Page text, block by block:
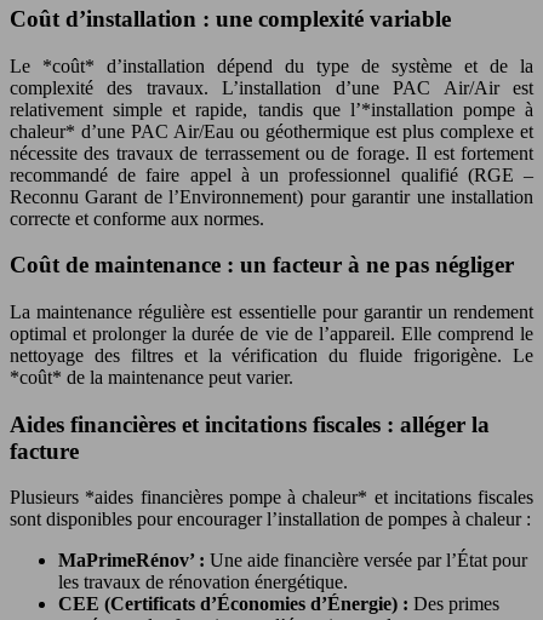
Coût d’installation : une complexité variable
Le *coût* d’installation dépend du type de système et de la
complexité des travaux. L’installation d’une PAC Air/Air est
relativement simple et rapide, tandis que l’*installation pompe à
chaleur* d’une PAC Air/Eau ou géothermique est plus complexe et
nécessite des travaux de terrassement ou de forage. Il est fortement
recommandé de faire appel à un professionnel qualifié (RGE –
Reconnu Garant de l’Environnement) pour garantir une installation
correcte et conforme aux normes.
Coût de maintenance : un facteur à ne pas négliger
La maintenance régulière est essentielle pour garantir un rendement
optimal et prolonger la durée de vie de l’appareil. Elle comprend le
nettoyage des filtres et la vérification du fluide frigorigène. Le
*coût* de la maintenance peut varier.
Aides financières et incitations fiscales : alléger la
facture
Plusieurs *aides financières pompe à chaleur* et incitations fiscales
sont disponibles pour encourager l’installation de pompes à chaleur :
MaPrimeRénov’ : Une aide financière versée par l’État pour
les travaux de rénovation énergétique.
CEE (Certificats d’Économies d’Énergie) : Des primes